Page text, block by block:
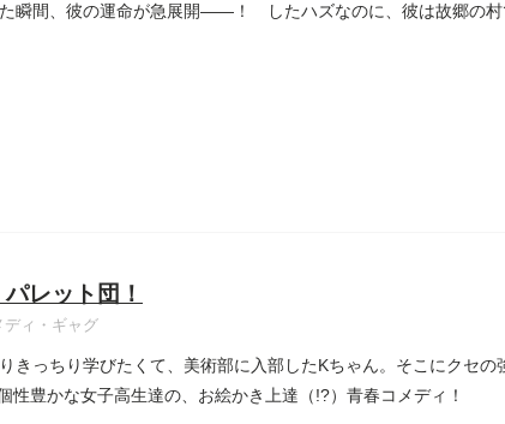
瞬間、彼の運命が急展開――！ したハズなのに、彼は故郷の
レット団！
ディ・ギャグ
きっちり学びたくて、美術部に入部したKちゃん。そこにクセ
豊かな女子高生達の、お絵かき上達（!?）青春コメディ！